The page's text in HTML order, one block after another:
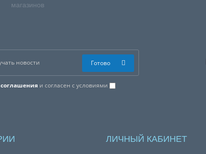
магазинов
и согласен с условиями
Готово
ЛИЧНЫЙ КАБИНЕТ